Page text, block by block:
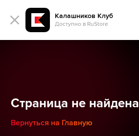
Калашников Клуб
Доступно в RuStore
Страница не найдена
Вернуться на Главную